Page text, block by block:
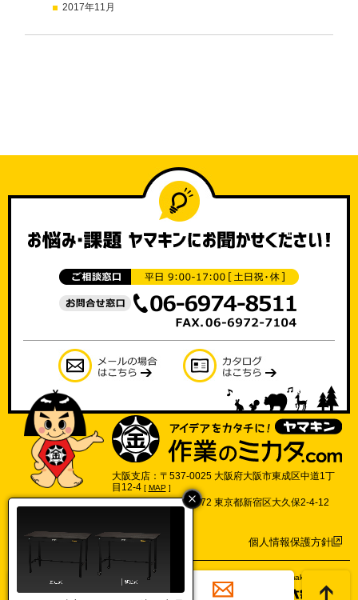
2017年11月
大阪支店：〒537-0025 大阪府大阪市東成区中道1丁
目12-4 [ MAP]
東京支店：〒169-0072 東京都新宿区大久保2-4-12
個人情報保護方針
©2017 Yamakin Co.,Ltd.